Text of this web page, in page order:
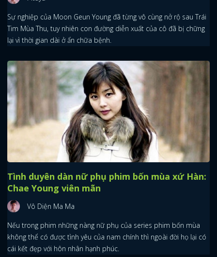
Sự nghiệp của Moon Geun Young đã từng vô cùng nở rộ sau Trái
Tim Mùa Thu, tuy nhiên con đường diễn xuất của cô đã bị chững
lại vì thời gian dài ở ẩn chữa bệnh.
Tình duyên dàn nữ phụ phim bốn mùa xứ Hàn:
Chae Young viên mãn
Vô Diện Ma Ma
Nếu trong phim những nàng nữ phụ của series phim bốn mùa
không thể có được tình yêu của nam chính thì ngoài đời họ lại có
cái kết đẹp với hôn nhân hạnh phúc.